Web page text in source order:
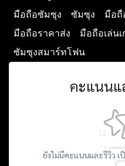
มือถือซัมซุง
ซัมซุง มือถื
มือถือราคาส่ง
มือถือเล่น
ซัมซุงสมาร์ทโฟน
คะแนนแ
ยังไม่มีคะแนนและรีวิว